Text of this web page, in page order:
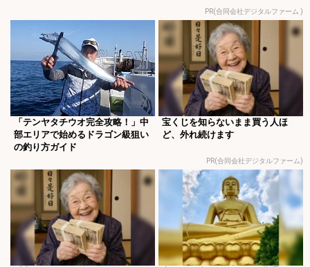
PR(合同会社デジタルファーム )
「テンヤタチウオ完全攻略！」中
部エリアで始めるドラゴン級狙い
の釣り方ガイド
宝くじを知らないまま買う人ほ
ど、外れ続けます
PR(合同会社デジタルファーム)